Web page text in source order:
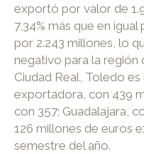
exportó por valor de
7,34% más que en
por 2.243 millones, lo
negativo para la región
Ciudad Real, Toledo
exportadora, con 439
con 357; Guadalajara,
126 millones de euros
semestre del año.